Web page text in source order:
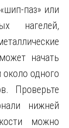
паз» или
нагелей,
начать
одного
Проверьте
нижней
можно